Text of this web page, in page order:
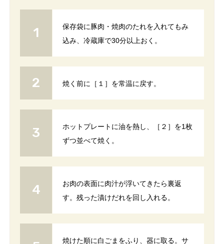
保存袋に豚肉・焼肉のたれを入れてもみ
込み、冷蔵庫で30分以上おく。
焼く前に［１］を常温に戻す。
ホットプレートに油を熱し、［２］を1枚
ずつ並べて焼く。
お肉の表面に肉汁が浮いてきたら裏返
す。残った漬けだれを回し入れる。
焼けた順に白ごまをふり、器に取る。サ